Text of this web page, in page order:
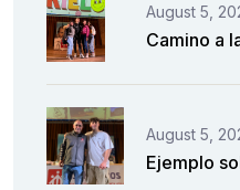
August 5,
Camino a
August 5,
Ejemplo